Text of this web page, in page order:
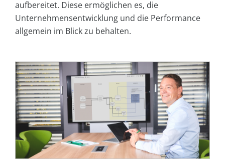
aufbereitet. Diese ermöglichen es, die
Unternehmensentwicklung und die Performance
allgemein im Blick zu behalten.